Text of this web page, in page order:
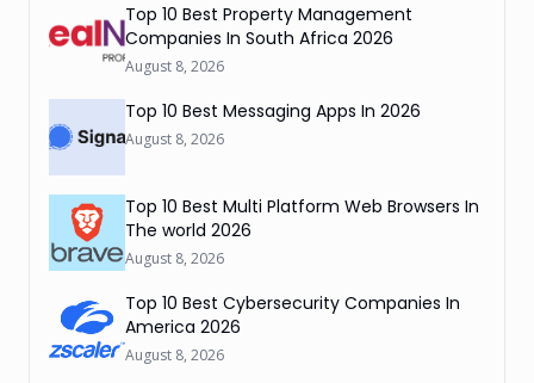
Top 10 Best Property Management
Companies In South Africa 2026
August 8, 2026
Top 10 Best Messaging Apps In 2026
August 8, 2026
Top 10 Best Multi Platform Web Browsers In
The world 2026
August 8, 2026
Top 10 Best Cybersecurity Companies In
America 2026
August 8, 2026